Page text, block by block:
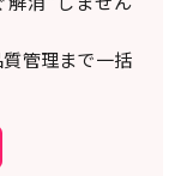
管理まで一括